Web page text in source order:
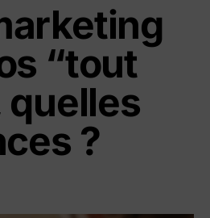
“tout
quelles
?